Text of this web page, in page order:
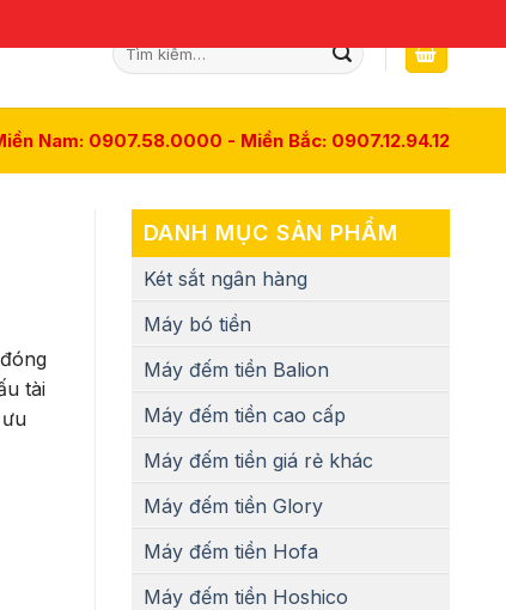
Tìm
kiếm:
Nam: 0907.58.0000 - Miền Bắc: 0907.12.94.12
tài
DANH MỤC SẢN PHẨM
Két sắt ngân hàng
Máy bó tiền
Máy đếm tiền Balion
Máy đếm tiền cao cấp
Máy đếm tiền giá rẻ khác
Máy đếm tiền Glory
Máy đếm tiền Hofa
Máy đếm tiền Hoshico